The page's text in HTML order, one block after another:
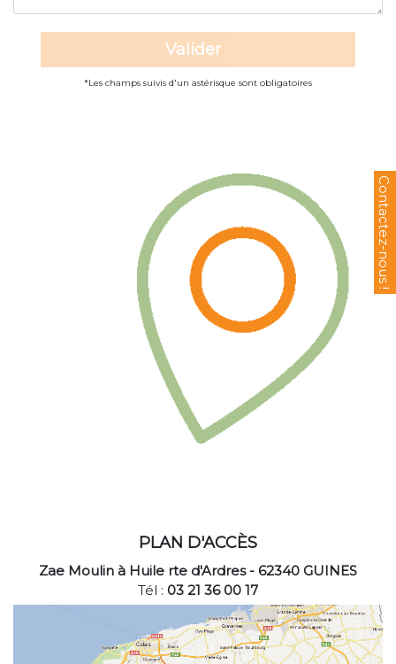
*Les champs suivis d'un astérisque sont obligatoires
PLAN D'ACCÈS
Zae Moulin à Huile rte d'Ardres - 62340 GUINES
Tél : 03 21 36 00 17